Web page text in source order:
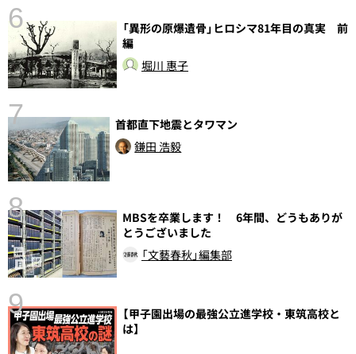
6
「異形の原爆遺骨」ヒロシマ81年目の真実 前
編
堀川 惠子
7
首都直下地震とタワマン
鎌田 浩毅
8
MBSを卒業します！ 6年間、どうもありが
とうございました
「文藝春秋」編集部
9
【甲子園出場の最強公立進学校・東筑高校と
は】